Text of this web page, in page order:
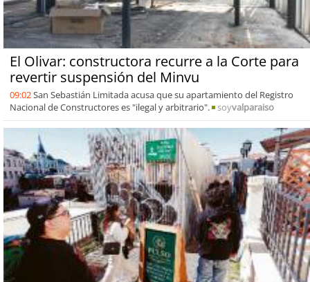
El Olivar: constructora recurre a la Corte para
revertir suspensión del Minvu
09:02San Sebastián Limitada acusa que su apartamiento del Registro
Nacional de Constructores es "ilegal y arbitrario".
soyvalparaiso